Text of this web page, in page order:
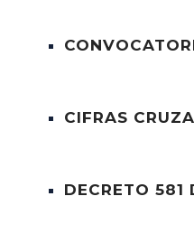
CIFRAS
DECRETO 581